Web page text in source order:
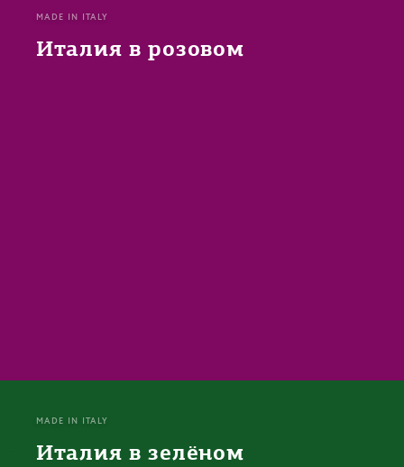
MADE IN ITALY
Италия в розовом
MADE IN ITALY
Италия в зелёном